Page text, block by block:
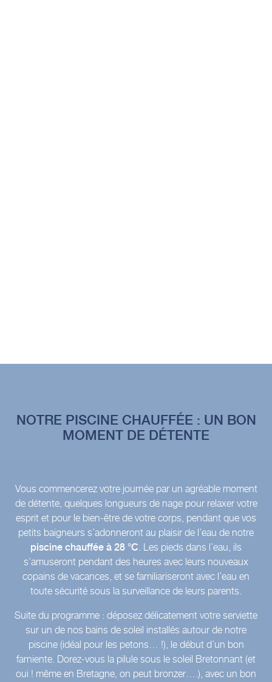
NOTRE PISCINE CHAUFFÉE : UN BON
MOMENT DE DÉTENTE
Vous commencerez votre journée par un agréable moment
de détente, quelques longueurs de nage pour relaxer votre
esprit et pour le bien-être de votre corps, pendant que vos
petits baigneurs s’adonneront au plaisir de l’eau de notre
piscine chauffée à 28 °C. Les pieds dans l’eau, ils
s’amuseront pendant des heures avec leurs nouveaux
copains de vacances, et se familiariseront avec l’eau en
toute sécurité sous la surveillance de leurs parents.
Suite du programme : déposez délicatement votre serviette
sur un de nos bains de soleil installés autour de notre
piscine (idéal pour les petons… !), le début d’un bon
farniente. Dorez-vous la pilule sous le soleil Bretonnant (et
oui ! même en Bretagne, on peut bronzer….), avec un bon